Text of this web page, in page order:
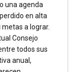
una agenda
en alta
a lograr.
Consejo
todos sus
anual,